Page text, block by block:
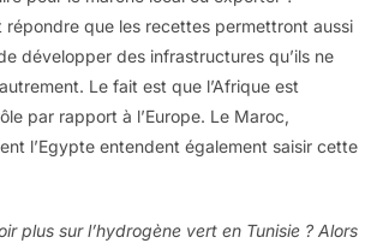
répondre que les recettes permettront aussi
développer des infrastructures qu’ils ne
Le fait est que l’Afrique est
par rapport à l’Europe. Le Maroc,
l’Egypte entendent également saisir cette
plus sur l’hydrogène vert en Tunisie ? Alors